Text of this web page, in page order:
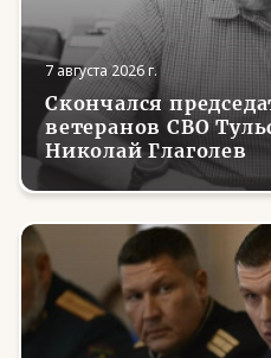
7 августа 2026 г.
Скончался
ветеранов СВО
Николай Глаголев